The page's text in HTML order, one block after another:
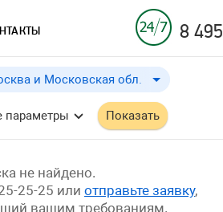
8 495
и Московская обл.
Москва и Московская обл.
Москва
параметры Показать
не найдено.
25-25 или отправьте заявку,
вашим требованиям.